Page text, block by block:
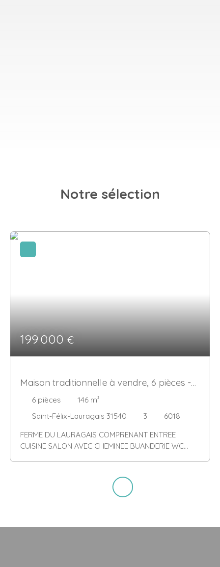
Notre sélection
199 000€
Maison traditionnelle à vendre, 6 pièces -
Saint-Félix-Lauragais 31540
6 pièces 146 m²
Saint-Félix-Lauragais 31540
3
6018
FERME DU LAURAGAIS COMPRENANT ENTREE
CUISINE SALON AVEC CHEMINEE BUANDERIE WC
350 M2 + BATIMENT DE 177 M2 EN FACE SUR
TERRAIN OMBRAGE DE 5 289 M2